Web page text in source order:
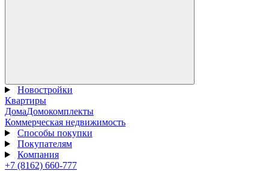
Новостройки
Квартиры
ДомаДомокомплекты
Коммерческая недвижимость
Способы покупки
Покупателям
Компания
+7 (8162) 660-777